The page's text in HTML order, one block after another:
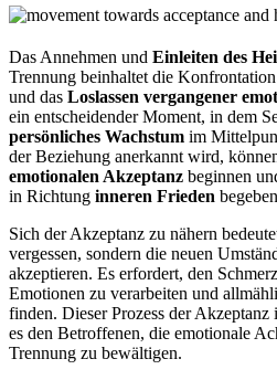
Das Annehmen und Einleiten des
Trennung beinhaltet die
und das Loslassen vergangener
ein entscheidender Moment, in dem
persönliches Wachstum im
der Beziehung anerkannt wird,
emotionalen Akzeptanz beginnen
in Richtung inneren Frieden
Sich der Akzeptanz zu nähern
vergessen, sondern die neuen
akzeptieren. Es erfordert, den
Emotionen zu verarbeiten und
finden. Dieser Prozess der
es den Betroffenen, die emotionale
Trennung zu bewältigen.